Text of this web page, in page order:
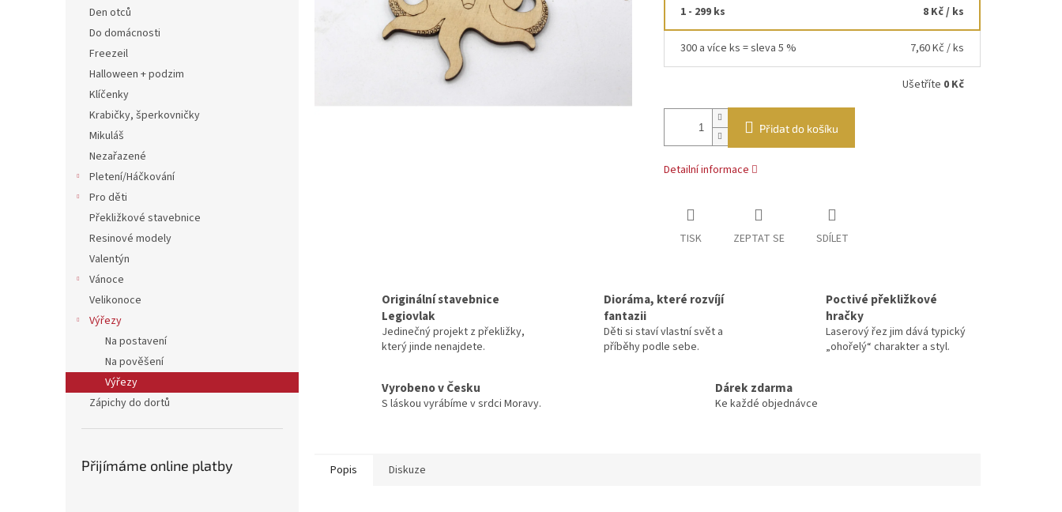
Den otců
Do domácnosti
Freezeil
Halloween + podzim
Klíčenky
Krabičky, šperkovničky
Mikuláš
Nezařazené
Pletení/Háčkování
Pro děti
Překližkové stavebnice
Resinové modely
Valentýn
Vánoce
Velikonoce
Výřezy
Na postavení
Na pověšení
Výřezy
Zápichy do dortů
Přijímáme online platby
1 - 299 ks 8 Kč/ ks
300 a více ks = sleva 5 % 7,60 Kč / ks
Ušetříte 0 Kč
Přidat do košíku
Detailní informace
TISK ZEPTAT SE SDÍLET
Originální stavebnice
Legiovlak
Jedinečný projekt z překližky,
který jinde nenajdete.
Dioráma, které rozvíjí
fantazii
Děti si staví vlastní svět a
příběhy podle sebe.
Poctivé překližkové
hračky
Laserový řez jim dává typický
„ohořelý“ charakter a styl.
Vyrobeno v Česku
S láskou vyrábíme v srdci Moravy.
Dárek zdarma
Ke každé objednávce
Popis Diskuze